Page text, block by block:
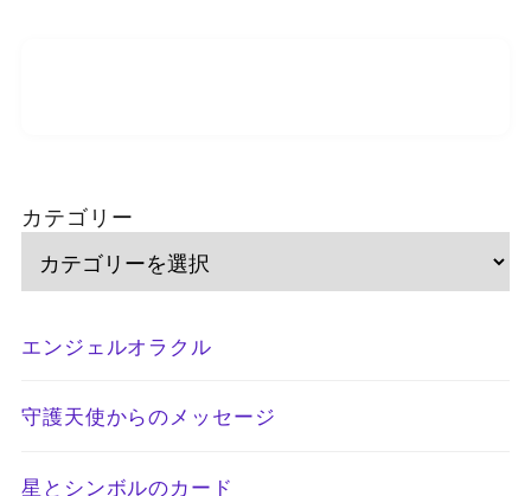
カテゴリー
エンジェルオラクル
守護天使からのメッセージ
星とシンボルのカード